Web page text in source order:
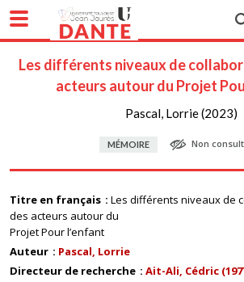
Les différents niveaux de
acteurs autour du Projet
Pascal, Lorrie (2023)
MÉMOIRE Non
Titre en français
Les différents niveaux de
des acteurs autour du
Projet Pour l’enfant
Auteur
Pascal, Lorrie
Directeur de recherche
Ait-Ali, Cédric